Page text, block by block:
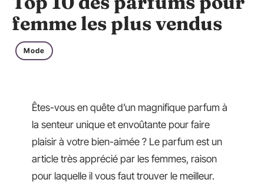
femme les plus vendus
Mode
Êtes-vous en quête d’un magnifique parfum à
la senteur unique et envoûtante pour faire
plaisir à votre bien-aimée ? Le parfum est un
article très apprécié par les femmes, raison
pour laquelle il vous faut trouver le meilleur.